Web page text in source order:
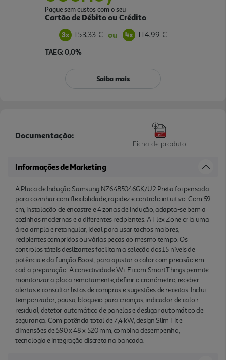
Pague sem custos com o seu
Cartão de Débito ou Crédito
153,33 € ou 114,99 €
TAEG: 0,0%
Saiba mais
Documentação:
Ficha de produto
Informações de Marketing
A Placa de Indução Samsung NZ64B5046GK/U2 Preta foi pensada
para cozinhar com flexibilidade, rapidez e controlo intuitivo. Com 59
cm, instalação de encastre e 4 zonas de indução, adapta-se bem a
cozinhas modernas e a diferentes recipientes. A Flex Zone cr ia uma
área ampla e retangular, ideal para usar tachos maiores,
recipientes compridos ou várias peças ao mesmo tempo. Os
controlos táteis deslizantes facilitam a seleção dos 15 níveis de
potência e da função Boost, para ajustar o calor com precisão em
cad a preparação. A conectividade Wi-Fi com SmartThings permite
monitorizar a placa remotamente, definir o cronómetro, receber
alertas e consultar listas de compras e sugestões de receitas. Inclui
temporizador, pausa, bloqueio para crianças, indicador de calo r
residual, detetor automático de panelas e desligar automático de
segurança. Com potência total de 7,4 kW, design Slim Fit e
dimensões de 590 x 48 x 520 mm, combina desempenho,
tecnologia e integração discreta na bancada.